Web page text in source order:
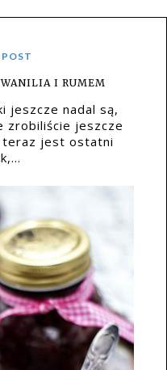
I RUMEM
jeszcze nadal są,
zrobiliście jeszcze
teraz jest ostatni